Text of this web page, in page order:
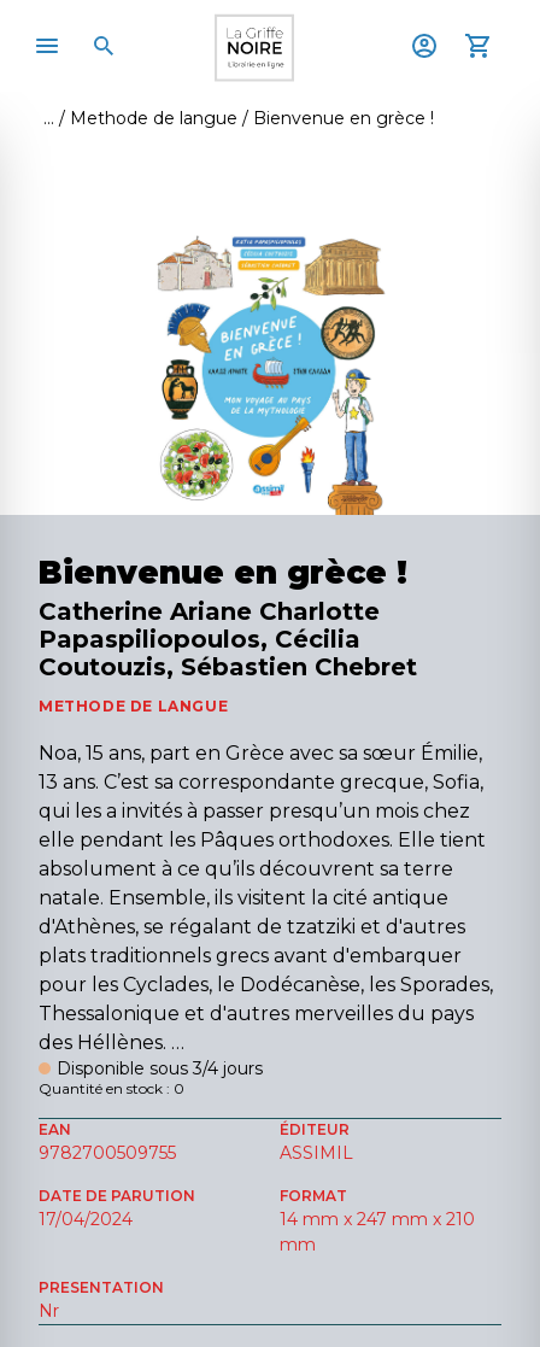
Methode de langue Bienvenue en grèce !
Bienvenue en grèce !
Catherine Ariane Charlotte
Papaspiliopoulos, Cécilia
Coutouzis, Sébastien Chebret
METHODE DE LANGUE
Noa, 15 ans, part en Grèce avec sa sœur Émilie,
13 ans. C’est sa correspondante grecque, Sofia,
qui les a invités à passer presqu’un mois chez
elle pendant les Pâques orthodoxes. Elle tient
absolument à ce qu’ils découvrent sa terre
natale. Ensemble, ils visitent la cité antique
d'Athènes, se régalant de tzatziki et d'autres
plats traditionnels grecs avant d'embarquer
pour les Cyclades, le Dodécanèse, les Sporades,
Thessalonique et d'autres merveilles du pays
des Héllènes. …
Disponible sous 3/4 jours
Quantité en stock : 0
EAN
9782700509755
ÉDITEUR
ASSIMIL
DATE DE PARUTION
17/04/2024
FORMAT
14 mm x 247 mm x 210
mm
PRESENTATION
Nr